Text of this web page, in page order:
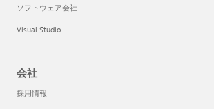
ソフトウェア会社
Visual Studio
会社
採用情報